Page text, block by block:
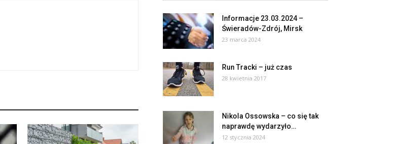
Informacje 23.03.2024 –
Świeradów-Zdrój, Mirsk
23 marca 2024
Run Tracki – już czas
28 kwietnia 2017
Nikola Ossowska – co się tak
naprawdę wydarzyło…
12 stycznia 2024